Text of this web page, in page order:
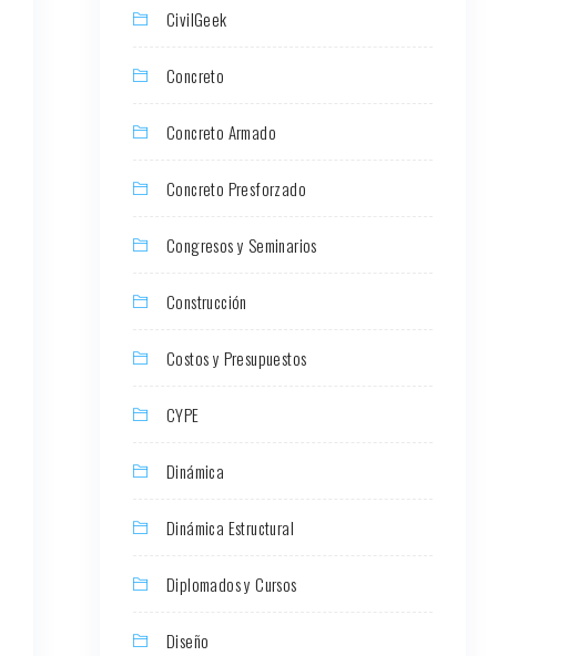
CivilGeek
Concreto
Concreto Armado
Concreto Presforzado
Congresos y Seminarios
Construcción
Costos y Presupuestos
CYPE
Dinámica
Dinámica Estructural
Diplomados y Cursos
Diseño